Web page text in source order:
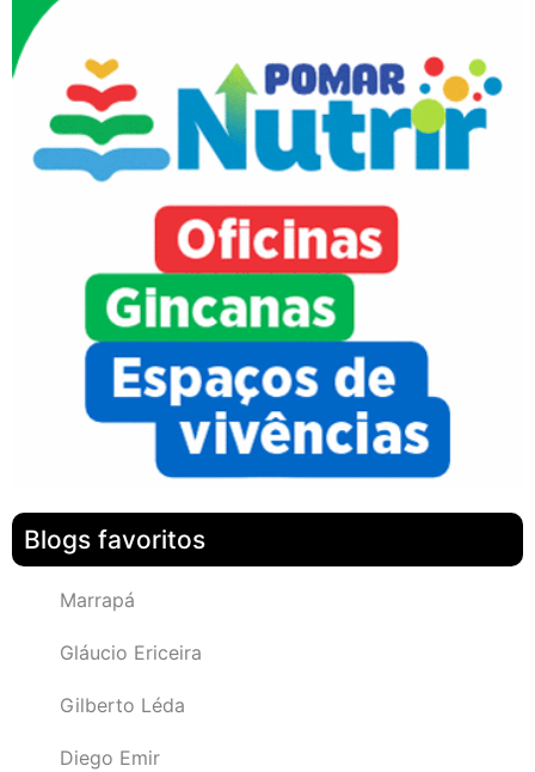
Blogs favoritos
Marrapá
Gláucio Ericeira
Gilberto Léda
Diego Emir